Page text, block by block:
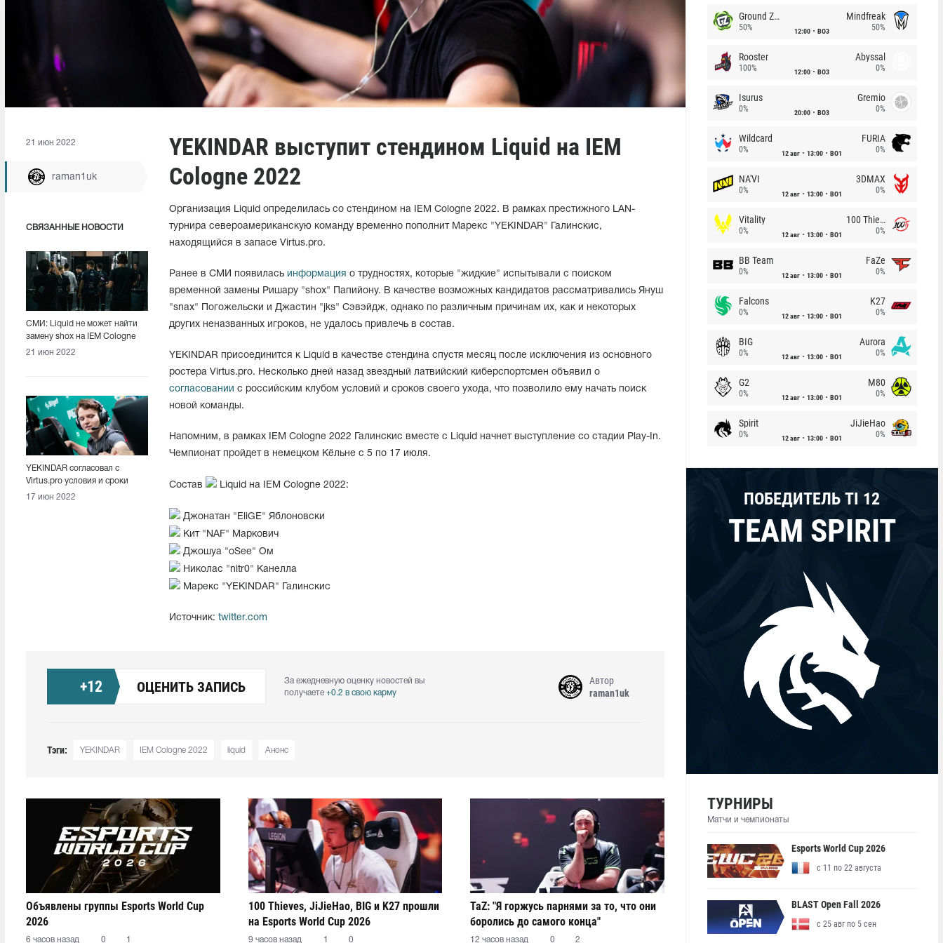
21 июн 2022
raman1uk
СВЯЗАННЫЕ НОВОСТИ
СМИ: Liquid не может найти
замену shox на IEM Cologne
2022
21 июн 2022
YEKINDAR согласовал с
Virtus.pro условия и сроки
своего ухода
17 июн 2022
YEKINDAR выступит стендином Liquid на IEM
Cologne 2022
Организация Liquid определилась со стендином на IEM Cologne 2022. В рамках престижного LAN-
турнира североамериканскую команду временно пополнит Марекс "YEKINDAR" Галинскис,
находящийся в запасе Virtus.pro.
Ранее в СМИ появилась информация о трудностях, которые "жидкие" испытывали с поиском
временной замены Ришару "shox" Папийону. В качестве возможных кандидатов рассматривались Януш
"snax" Погожельски и Джастин "jks" Сэвэйдж, однако по различным причинам их, как и некоторых
других неназванных игроков, не удалось привлечь в состав.
YEKINDAR присоединится к Liquid в качестве стендина спустя месяц после исключения из основного
ростера Virtus.pro. Несколько дней назад звездный латвийский киберспортсмен объявил о
согласовании с российским клубом условий и сроков своего ухода, что позволило ему начать поиск
новой команды.
Напомним, в рамках IEM Cologne 2022 Галинскис вместе с Liquid начнет выступление со стадии Play-In.
Чемпионат пройдет в немецком Кёльне с 5 по 17 июля.
Состав Liquid на IEM Cologne 2022:
Джонатан "EliGE" Яблоновски
Кит "NAF" Маркович
Джошуа "oSee" Ом
Николас "nitr0" Канелла
Марекс "YEKINDAR" Галинскис
Источник: twitter.com
+12 ОЦЕНИТЬ ЗАПИСЬ
За ежедневную оценку новостей вы
получаете +0.2 в свою карму
Автор
raman1uk
Тэги: YEKINDAR IEM Cologne 2022 liquid Анонс
Объявлены группы Esports World Cup
2026
6 часов назад 0 1
100 Thieves, JiJieHao, BIG и K27 прошли
на Esports World Cup 2026
9 часов назад 1 0
TaZ: "Я горжусь парнями за то, что они
боролись до самого конца"
12 часов назад 0 2
Ground Zero
50% 12:00 BO3
Mindfreak
50%
Rooster
100% 12:00 BO3
Abyssal
0%
Isurus
0% 20:00 BO3
Gremio
0%
Wildcard
0% 12 авг 13:00 BO1
FURIA
0%
NA'VI
0% 12 авг 13:00 BO1
3DMAX
0%
Vitality
0% 12 авг 13:00 BO1
100 Thieves
0%
BB Team
0% 12 авг 13:00 BO1
FaZe
0%
Falcons
0% 12 авг 13:00 BO1
K27
0%
BIG
0% 12 авг 13:00 BO1
Aurora
0%
G2
0% 12 авг 13:00 BO1
M80
0%
Spirit
0% 12 авг 13:00 BO1
JiJieHao
0%
ПОБЕДИТЕЛЬ TI 12
TEAM SPIRIT
ТУРНИРЫ
Матчи и чемпионаты
Esports World Cup 2026
с 11 по 22 августа
BLAST Open Fall 2026
с 25 авг по 5 сен